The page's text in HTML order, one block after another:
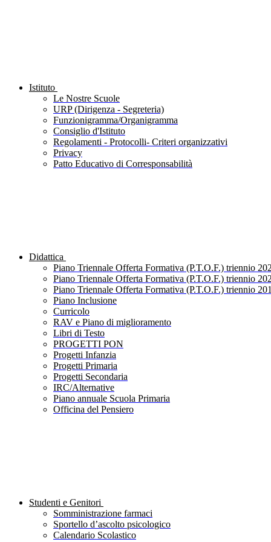
Istituto
Le Nostre Scuole
URP (Dirigenza - Segreteria)
Funzionigramma/Organigramma
Consiglio d'Istituto
Regolamenti - Protocolli- Criteri organizzativi
Privacy
Patto Educativo di Corresponsabilità
Didattica
Piano Triennale Offerta Formativa (P.T.O.F.) triennio
Piano Triennale Offerta Formativa (P.T.O.F.) triennio
Piano Triennale Offerta Formativa (P.T.O.F.) triennio
Piano Inclusione
Curricolo
RAV e Piano di miglioramento
Libri di Testo
PROGETTI PON
Progetti Infanzia
Progetti Primaria
Progetti Secondaria
IRC/Alternative
Piano annuale Scuola Primaria
Officina del Pensiero
Studenti e Genitori
Somministrazione farmaci
Sportello d’ascolto psicologico
Calendario Scolastico